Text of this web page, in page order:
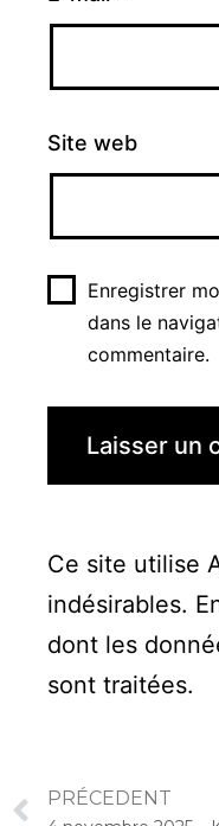
Site web
Enregistrer
dans le
commentaire.
Ce site utilise
indésirables.
dont les
sont traitées.
PRÉCEDENT